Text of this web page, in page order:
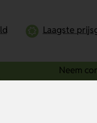
Laagste
Neem